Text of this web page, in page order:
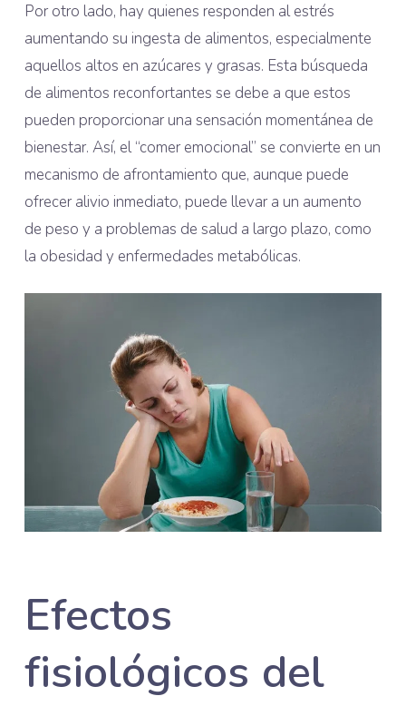
Por otro lado, hay quienes responden al estrés
aumentando su ingesta de alimentos, especialmente
aquellos altos en azúcares y grasas. Esta búsqueda
de alimentos reconfortantes se debe a que estos
pueden proporcionar una sensación momentánea de
bienestar. Así, el “comer emocional” se convierte en un
mecanismo de afrontamiento que, aunque puede
ofrecer alivio inmediato, puede llevar a un aumento
de peso y a problemas de salud a largo plazo, como
la obesidad y enfermedades metabólicas.
Efectos
fisiológicos del